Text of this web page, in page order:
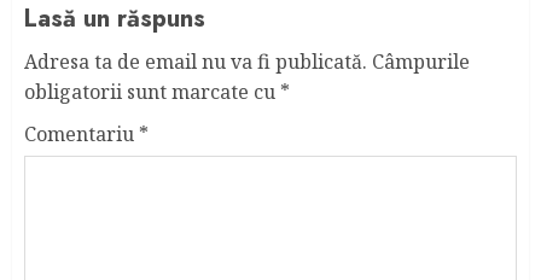
Lasă un răspuns
Adresa ta de email nu va fi publicată. Câmpurile
obligatorii sunt marcate cu *
Comentariu *